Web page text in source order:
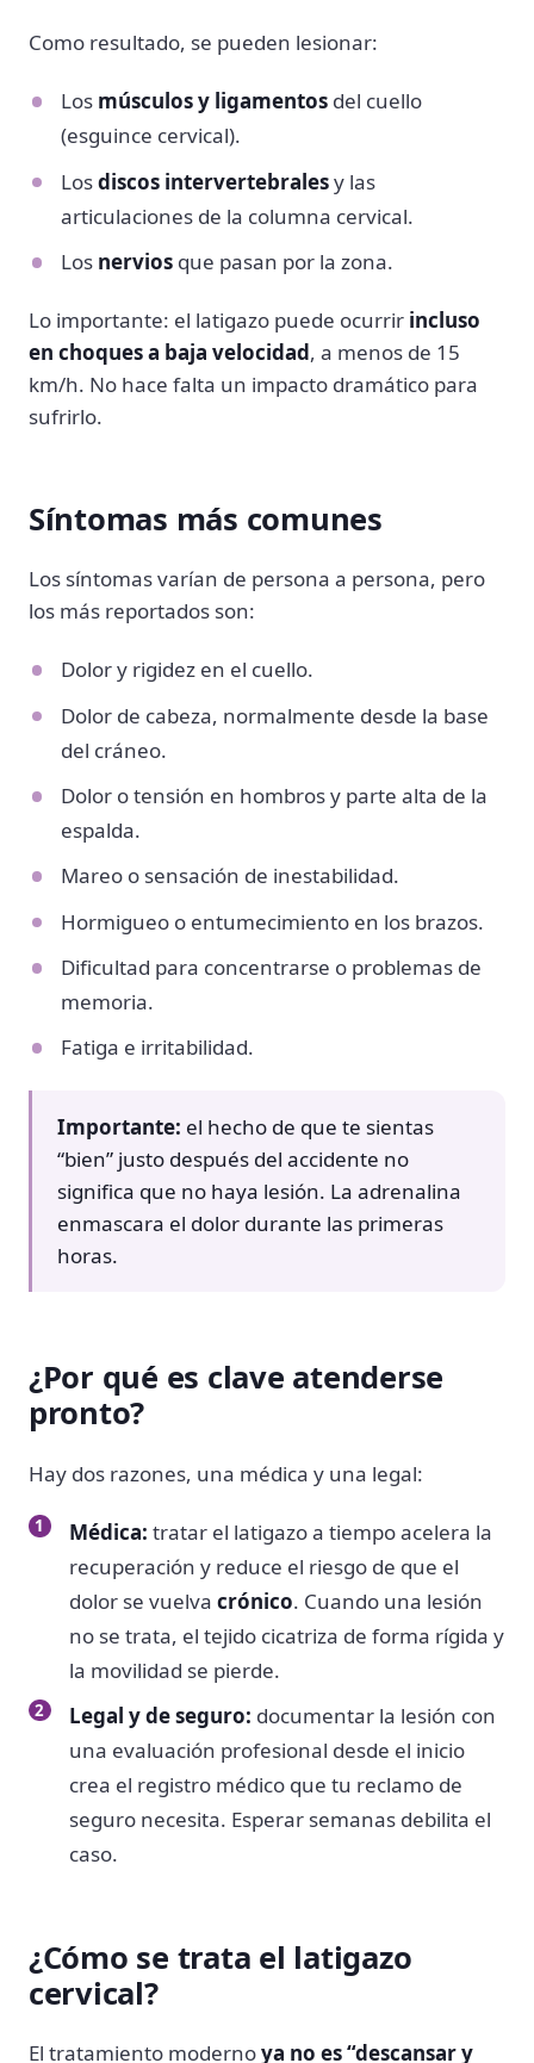
Como resultado, se pueden lesionar:
Los músculos y ligamentos del cuello
(esguince cervical).
Losdiscos intervertebralesy las
articulaciones de la columna cervical.
Los nervios que pasan por la zona.
Lo importante: el latigazo puede ocurrir incluso
en choques a baja velocidad, a menos de 15
km/h. No hace falta un impacto dramático para
sufrirlo.
Síntomas más comunes
Los síntomas varían de persona a persona, pero
los más reportados son:
Dolor y rigidez en el cuello.
Dolor de cabeza, normalmente desde la base
del cráneo.
Dolor o tensión en hombros y parte alta de la
espalda.
Mareo o sensación de inestabilidad.
Hormigueo o entumecimiento en los brazos.
Dificultad para concentrarse o problemas de
memoria.
Fatiga e irritabilidad.
Importante: el hecho de que te sientas
“bien” justo después del accidente no
significa que no haya lesión. La adrenalina
enmascara el dolor durante las primeras
horas.
¿Por qué es clave atenderse
pronto?
Hay dos razones, una médica y una legal:
Médica: tratar el latigazo a tiempo acelera la
recuperación y reduce el riesgo de que el
dolor se vuelva crónico. Cuando una lesión
no se trata, el tejido cicatriza de forma rígida y
la movilidad se pierde.
Legal y de seguro: documentar la lesión con
una evaluación profesional desde el inicio
crea el registro médico que tu reclamo de
seguro necesita. Esperar semanas debilita el
caso.
¿Cómo se trata el latigazo
cervical?
El tratamiento modernoya no es “descansar y